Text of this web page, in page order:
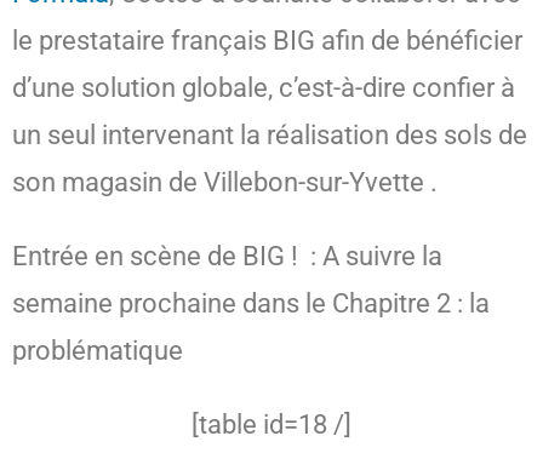
le prestataire français BIG afin de bénéficier
d’une solution globale, c’est-à-dire confier à
un seul intervenant la réalisation des sols de
son magasin de Villebon-sur-Yvette .
Entrée en scène de BIG ! : A suivre la
semaine prochaine dans le Chapitre 2 : la
problématique
[table id=18 /]